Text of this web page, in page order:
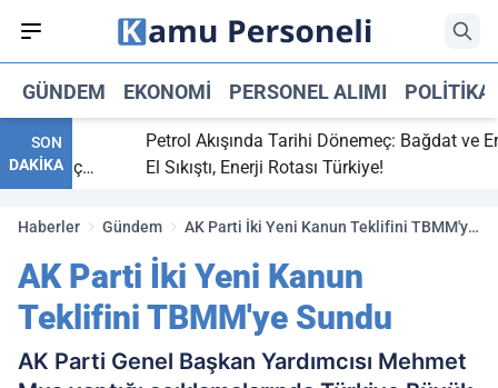
GÜNDEM EKONOMI PERSONEL ALIMI POLITIKA
SON
DAKİKA
bitti,
maç
Petrol Akışında Tarihi Dönemeç: Bağdat ve Erbil
El Sıkıştı, Enerji Rotası Türkiye!
Haberler Gündem
AK Parti İki Yeni Kanun Teklifini TBMM'ye
AK Parti İki Yeni Kanun
Teklifini TBMM'ye Sundu
AK Parti Genel Başkan Yardımcısı Mehmet